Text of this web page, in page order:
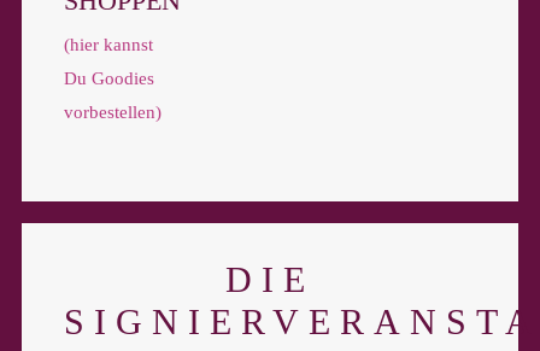
(hier kannst
Du Goodies
vorbestellen)
DIE